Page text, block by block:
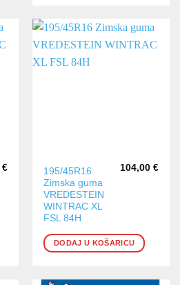
€
195/45R16
Zimska guma
VREDESTEIN
WINTRAC XL
FSL 84H
104,00 €
DODAJ U KOŠARICU